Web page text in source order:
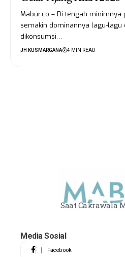
Mabur.co – Di tengah minimnya
semakin dominannya lagu-lagu
dikonsumsi…
JH KUSMARGANA 4 MIN READ
Saat Cakrawala
Media Sosial
Facebook